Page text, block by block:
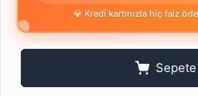
💎 Kredi kartınızla hiç faiz